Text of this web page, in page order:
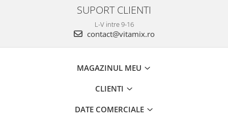
SUPORT CLIENTI
L-V intre 9-16
contact@vitamix.ro
MAGAZINUL MEU
CLIENTI
DATE COMERCIALE